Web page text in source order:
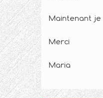
Maintenant je
Merci
Maria